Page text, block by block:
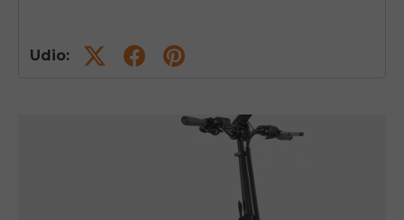
Udio: